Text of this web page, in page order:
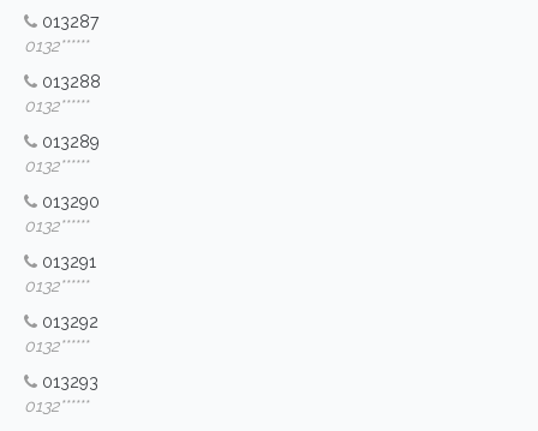
013287
0132******
013288
0132******
013289
0132******
013290
0132******
013291
0132******
013292
0132******
013293
0132******